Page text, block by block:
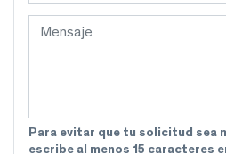
Para evitar que tu solicitud sea
escribe al menos 15 caracteres